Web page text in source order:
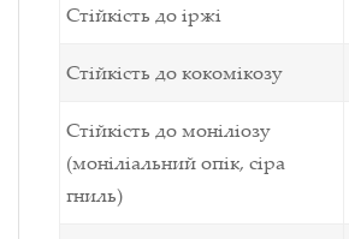
Стійкість до іржі
Стійкість до кокомікозу
Стійкість до моніліозу
(моніліальний опік, сіра
гниль)